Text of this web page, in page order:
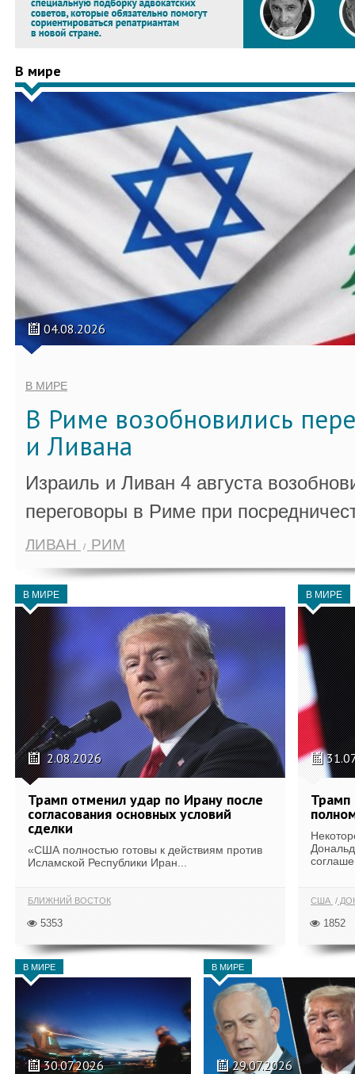
В мире
04.08.2026
В МИРЕ
В Риме возобновились
и Ливана
Израиль и Ливан 4 августа
переговоры в Риме при
ЛИВАН РИМ
В МИРЕ
2.08.2026
Трамп отменил удар по Ирану после
согласования основных условий
сделки
«США полностью готовы к действиям против
Исламской Республики Иран...
БЛИЖНИЙ ВОСТОК
5353
В МИРЕ
Трамп
США
1852
В МИРЕ
30.07.2026
В МИРЕ
29.07.2026